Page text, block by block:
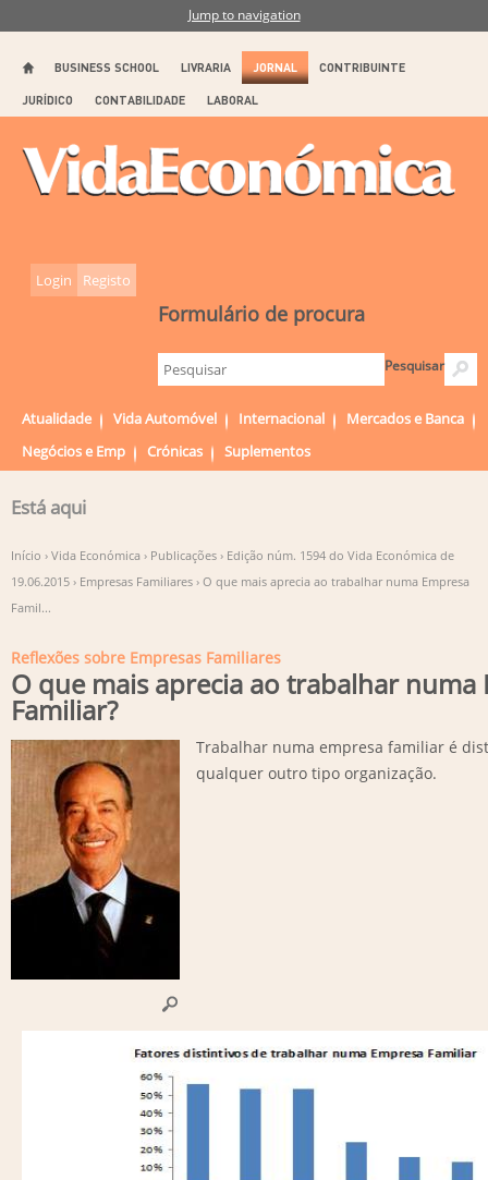
Jump to navigation
BUSINESS SCHOOL LIVRARIA JORNAL CONTRIBUINTE
JURÍDICO CONTABILIDADE LABORAL
Formulário de procura
Pesquisar
Login Registo
Atualidade Vida Automóvel Internacional
Mercados e Banca
Negócios e Emp
Crónicas Suplementos
Está aqui
Início › Vida Económica › Publicações › Edição núm. 1594 do Vida Económica de
19.06.2015 › Empresas Familiares › O que mais aprecia ao trabalhar numa Empresa
Famil...
Reflexões sobre Empresas Familiares
O que mais aprecia ao trabalhar numa
Familiar?
Trabalhar numa empresa familiar é
qualquer outro tipo organização.